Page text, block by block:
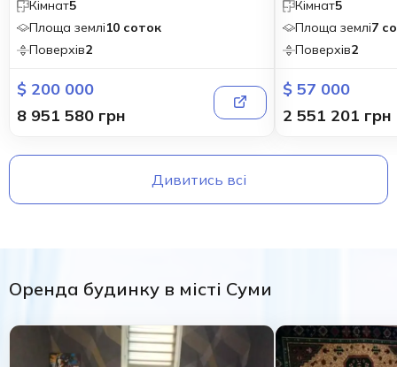
Кімнат5
Площа землі10 соток
Поверхів2
$ 200 000
8 951 580 грн
Кімнат5
Площа землі7
Поверхів2
$ 57 000
2 551 201 грн
Дивитись всі
Оренда будинку в місті Суми